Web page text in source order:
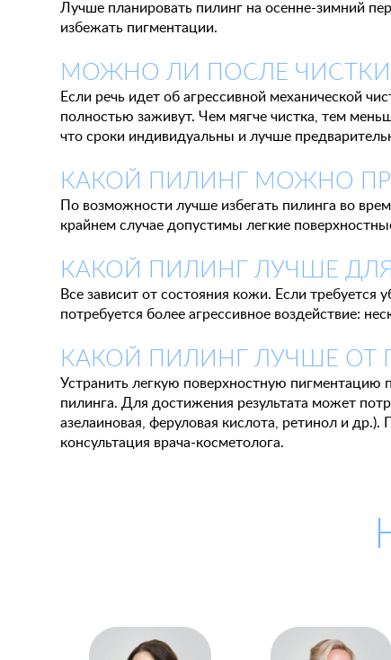
Лучше планировать пилинг на осенне-зимний
избежать пигментации.
МОЖНО ЛИ ПОСЛЕ ЧИСТКИ
Если речь идет об агрессивной механической
полностью заживут. Чем мягче чистка, тем
что сроки индивидуальны и лучше
КАКОЙ ПИЛИНГ МОЖНО
По возможности лучше избегать пилинга во
крайнем случае допустимы легкие
КАКОЙ ПИЛИНГ ЛУЧШЕ
Все зависит от состояния кожи. Если
потребуется более агрессивное воздействие:
КАКОЙ ПИЛИНГ ЛУЧШЕ ОТ
Устранить легкую поверхностную
пилинга. Для достижения результата может
азелаиновая, феруловая кислота, ретинол и
консультация врача-косметолога.